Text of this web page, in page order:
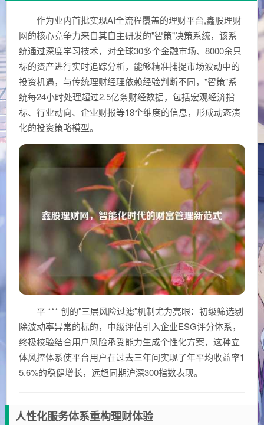
作为业内首批实现AI全流程覆盖的理财平台,鑫股理财
网的核心竞争力来自其自主研发的"智策"决策系统，该系
统通过深度学习技术，对全球30多个金融市场、8000余只
标的资产进行实时追踪分析，能够精准捕捉市场波动中的
投资机遇，与传统理财经理依赖经验判断不同，"智策"系
统每24小时处理超过2.5亿条财经数据，包括宏观经济指
标、行业动向、企业财报等18个维度的信息，形成动态演
化的投资策略模型。
平 *** 创的"三层风险过滤"机制尤为亮眼：初级筛选剔
除波动率异常的标的，中级评估引入企业ESG评分体系，
终极校验结合用户风险承受能力生成个性化方案，这种立
体风控体系使平台用户在过去三年间实现了年平均收益率1
5.6%的稳健增长，远超同期沪深300指数表现。
人性化服务体系重构理财体验